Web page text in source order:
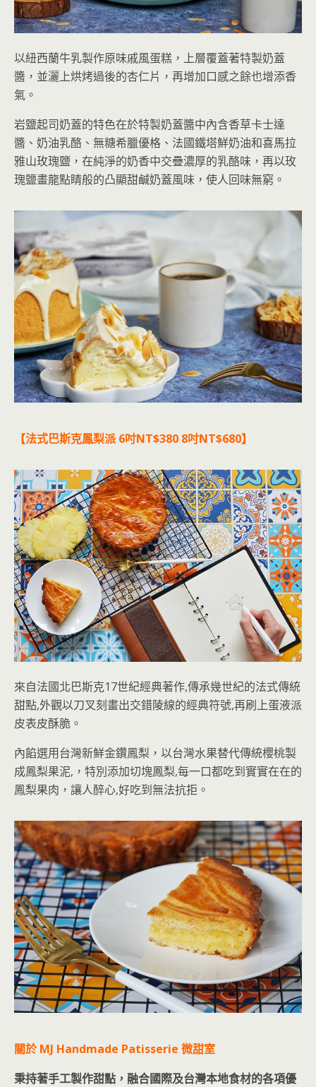
以紐西蘭牛乳製作原味戚風蛋糕，上層覆蓋著特製奶蓋
醬，並灑上烘烤過後的杏仁片，再增加口感之餘也增添香
氣。
岩鹽起司奶蓋的特色在於特製奶蓋醬中內含香草卡士達
醬、奶油乳酪、無糖希臘優格、法國鐵塔鮮奶油和喜馬拉
雅山玫瑰鹽，在純淨的奶香中交疊濃厚的乳酪味，再以玫
瑰鹽畫龍點睛般的凸顯甜鹹奶蓋風味，使人回味無窮。
【法式巴斯克鳳梨派 6吋NT$380 8吋NT$680】
來自法國北巴斯克17世紀經典著作,傳承幾世紀的法式傳統
甜點,外觀以刀叉刻畫出交錯陵線的經典符號,再刷上蛋液派
皮表皮酥脆。
內餡選用台灣新鮮金鑽鳳梨，以台灣水果替代傳統櫻桃製
成鳳梨果泥,，特別添加切塊鳳梨,每一口都吃到實實在在的
鳳梨果肉，讓人醉心,好吃到無法抗拒。
關於 MJ Handmade Patisserie 微甜室
秉持著手工製作甜點，融合國際及台灣本地食材的各項優